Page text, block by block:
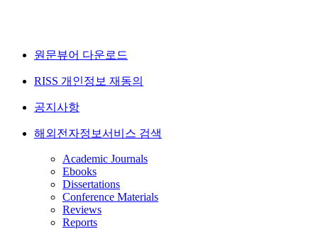
원문뷰어 다운로드
RISS 개인정보 재동의
공지사항
해외전자정보서비스 검색
Academic Journals
Ebooks
Dissertations
Conference Materials
Reviews
Reports